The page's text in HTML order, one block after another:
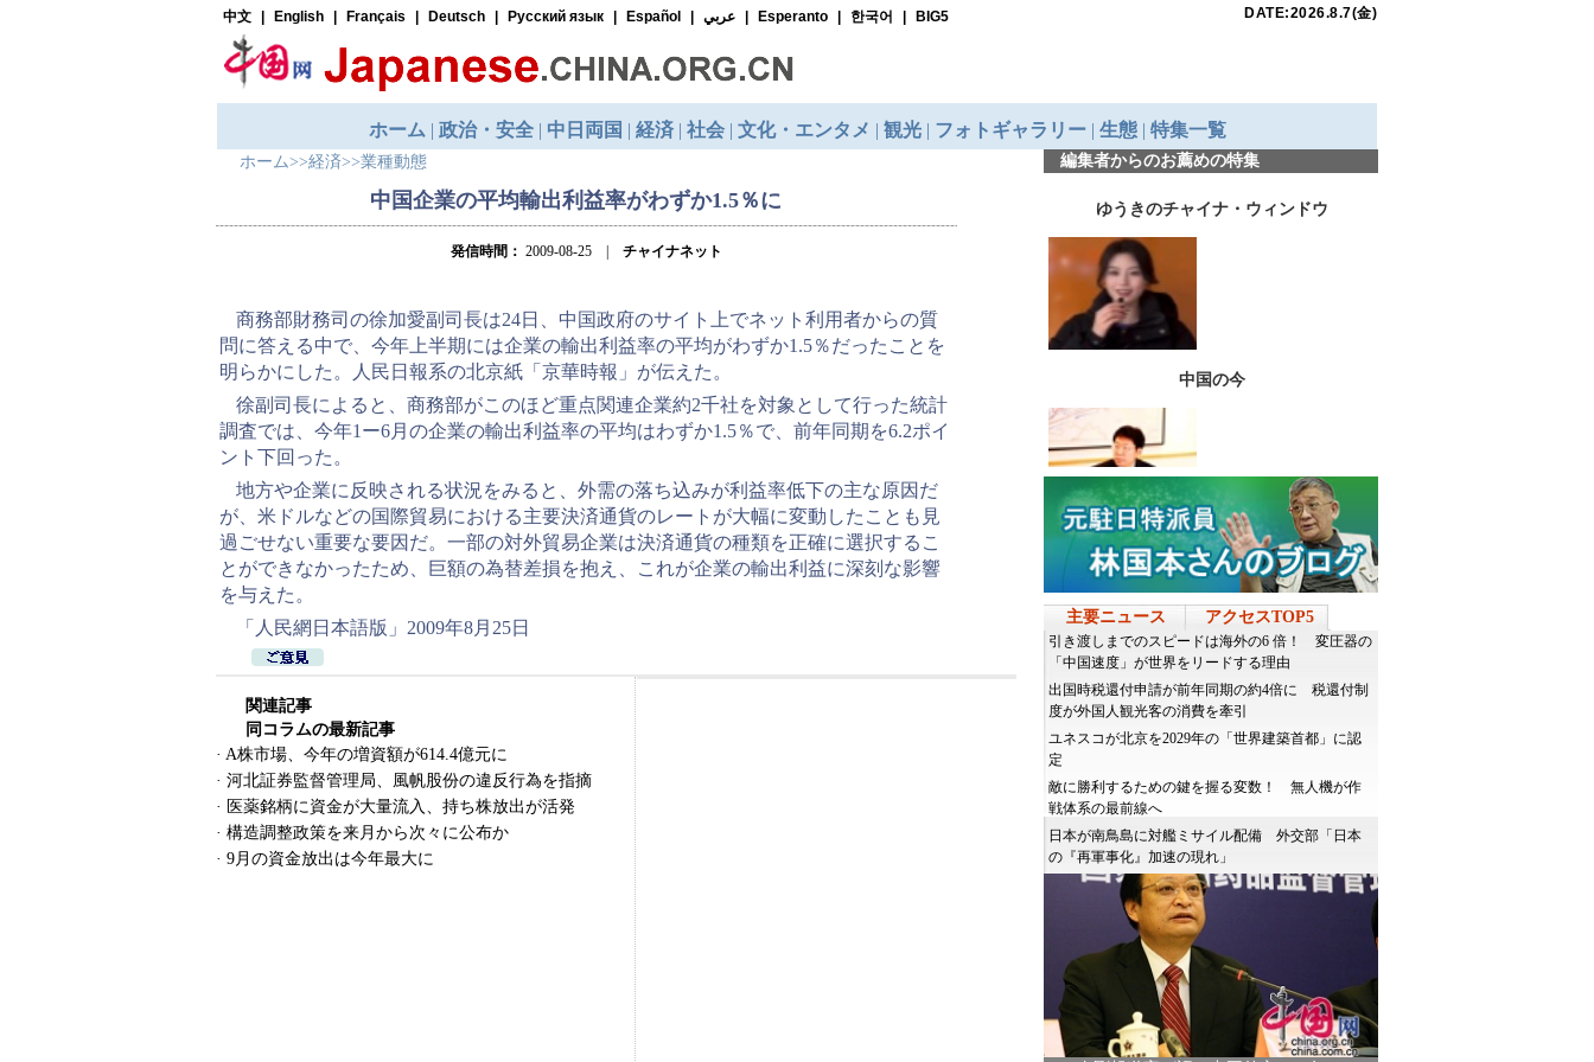
ホーム>>経済>>業種動態
中国企業の平均輸出利益率がわずか1.5％に
発信時間： 2009-08-25 | チャイナネット
商務部財務司の徐加愛副司長は24日、中国政府のサイト上でネット利用者からの質
問に答える中で、今年上半期には企業の輸出利益率の平均がわずか1.5％だったことを
明らかにした。人民日報系の北京紙「京華時報」が伝えた。
徐副司長によると、商務部がこのほど重点関連企業約2千社を対象として行った統計
調査では、今年1ー6月の企業の輸出利益率の平均はわずか1.5％で、前年同期を6.2ポイ
ント下回った。
地方や企業に反映される状況をみると、外需の落ち込みが利益率低下の主な原因だ
が、米ドルなどの国際貿易における主要決済通貨のレートが大幅に変動したことも見
過ごせない重要な要因だ。一部の対外貿易企業は決済通貨の種類を正確に選択するこ
とができなかったため、巨額の為替差損を抱え、これが企業の輸出利益に深刻な影響
を与えた。
「人民網日本語版」2009年8月25日
関連記事
同コラムの最新記事
· A株市場、今年の増資額が614.4億元に
· 河北証券監督管理局、風帆股份の違反行為を指摘
· 医薬銘柄に資金が大量流入、持ち株放出が活発
· 構造調整政策を来月から次々に公布か
· 9月の資金放出は今年最大に